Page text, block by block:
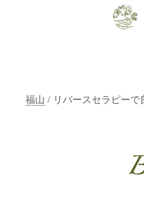
ン フ
輝く
ルで
福山 / リバースセラピー